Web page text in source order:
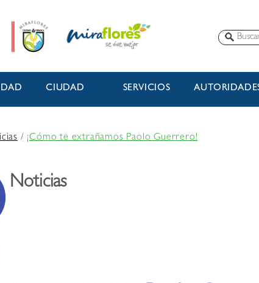
CIUDAD SERVICIOS
/ ¡Cómo te extrañamos Paolo Guerrero!
Noticias